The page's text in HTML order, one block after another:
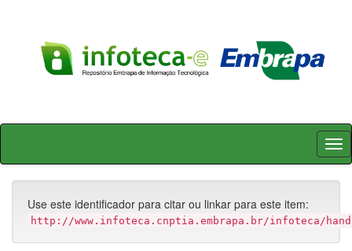
Skip
Use este identificador para citar ou linkar para este item:
http://www.infoteca.cnptia.embrapa.br/infoteca/